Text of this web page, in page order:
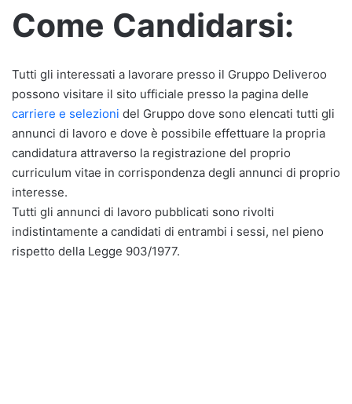
Come Candidarsi:
Tutti gli interessati a lavorare presso il Gruppo Deliveroo
possono visitare il sito ufficiale presso la pagina delle
carriere e selezioni del Gruppo dove sono elencati tutti gli
annunci di lavoro e dove è possibile effettuare la propria
candidatura attraverso la registrazione del proprio
curriculum vitae in corrispondenza degli annunci di proprio
interesse.
Tutti gli annunci di lavoro pubblicati sono rivolti
indistintamente a candidati di entrambi i sessi, nel pieno
rispetto della Legge 903/1977.